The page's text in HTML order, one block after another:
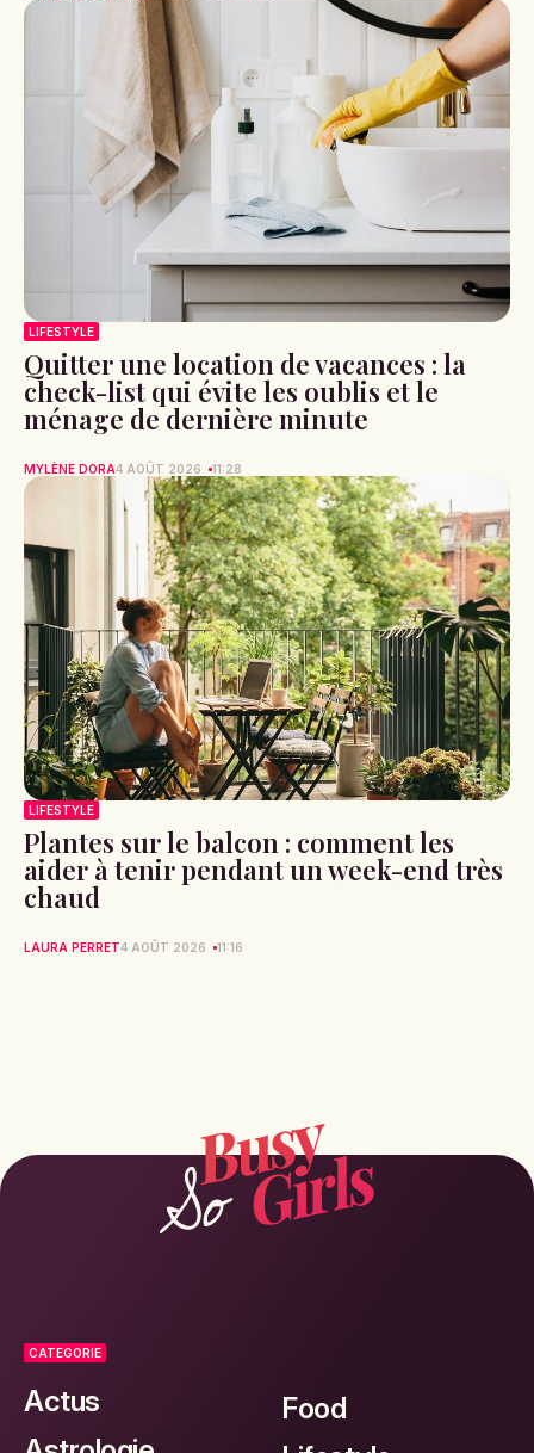
LIFESTYLE
Quitter une location de vacances : la
check-list qui évite les oublis et le
ménage de dernière minute
MYLÈNE DORA4 AOÛT 2026 11:28
LIFESTYLE
Plantes sur le balcon : comment les
aider à tenir pendant un week-end très
chaud
LAURA PERRET4 AOÛT 2026 11:16
CATEGORIE
Actus
Food